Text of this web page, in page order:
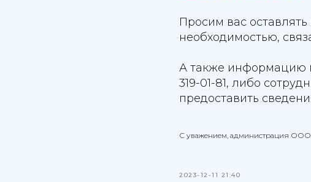
Просим вас
необходимостью,
А также информацию
319-01-81, либо
предоставить
С уважением, администрация ООО
2023-12-11 21:40